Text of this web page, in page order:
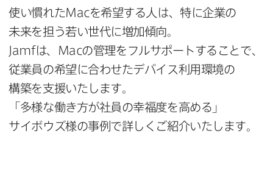
使い​慣れたMacを​希望する​人は、​特に​企業の​
未来を​担う​若い​世代に​増加傾向。
Jamfは、 Macの​管理を​フルサポートする​ことで、​
従業員の​希望に​合わせた​デバイス利用環境の​
構築を​支援いたします。
「多様な​働き方が​社員の​幸福度を​高める」​
サイボウズ様の​事例で​詳しく​ご紹介いたします。